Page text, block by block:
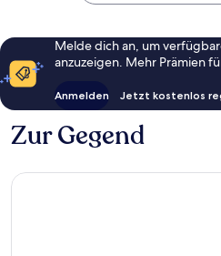
Melde dich an, um
anzuzeigen. Mehr Prämien
Anmelden Jetzt kostenlos
Zur Gegend